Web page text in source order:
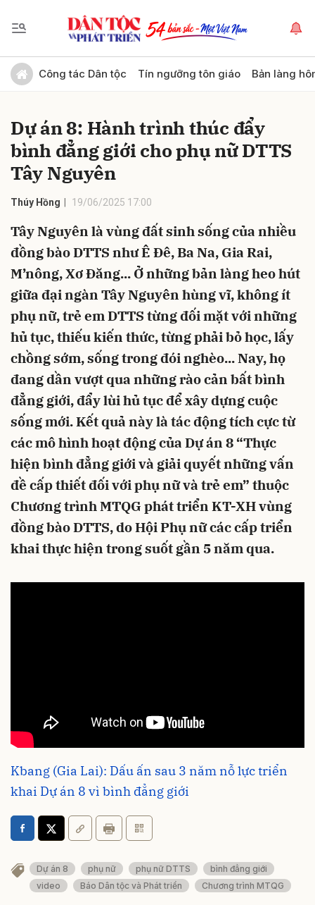
Công tác Dân tộc Tín ngưỡng tôn giáo Bản làng
Dự án 8: Hành trình thúc đẩy
bình đẳng giới cho phụ nữ DTTS
Tây Nguyên
Thúy Hồng 19/06/2025 17:00
Tây Nguyên là vùng đất sinh sống của nhiều
đồng bào DTTS như Ê Đê, Ba Na, Gia Rai,
M’nông, Xơ Đăng... Ở những bản làng heo hút
giữa đại ngàn Tây Nguyên hùng vĩ, không ít
phụ nữ, trẻ em DTTS từng đối mặt với những
hủ tục, thiếu kiến thức, từng phải bỏ học, lấy
chồng sớm, sống trong đói nghèo... Nay, họ
đang dần vượt qua những rào cản bất bình
đẳng giới, đẩy lùi hủ tục để xây dựng cuộc
sống mới. Kết quả này là tác động tích cực từ
các mô hình hoạt động của Dự án 8 “Thực
hiện bình đẳng giới và giải quyết những vấn
đề cấp thiết đối với phụ nữ và trẻ em” thuộc
Chương trình MTQG phát triển KT-XH vùng
đồng bào DTTS, do Hội Phụ nữ các cấp triển
khai thực hiện trong suốt gần 5 năm qua.
Kbang (Gia Lai): Dấu ấn sau 3 năm nỗ lực triển
khai Dự án 8 vì bình đẳng giới
Dự án 8 phụ nữ phụ nữ DTTS
bình đẳng giới
video
Báo Dân tộc và Phát triển Chương trình MTQG
Gửi bình luận